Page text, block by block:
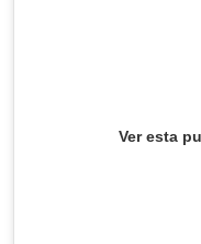
Ver esta